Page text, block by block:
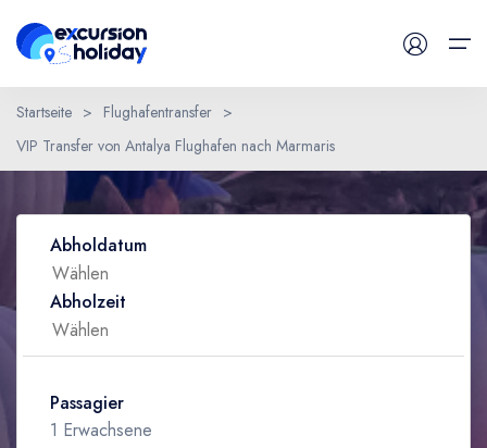
Tägliche Tour
Flughafentransfer
Blog
Kontaktiere uns
Startseite > Flughafentransfer >
VIP Transfer von Antalya Flughafen nach Marmaris
Abholdatum
Abholzeit
Passagier
1 Erwachsene
Eine Frage haben ?